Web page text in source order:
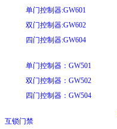
单门控制器:GW601
双门控制器:GW602
四门控制器:GW604
单门控制器：GW501
双门控制器：GW502
四门控制器：GW504
互锁门禁